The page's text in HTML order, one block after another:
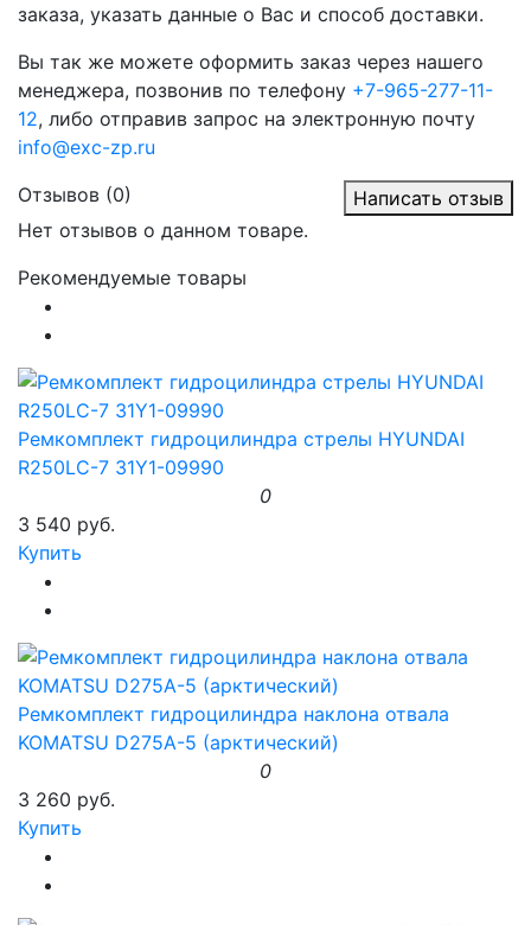
заказа, указать данные о Вас и способ доставки.
Вы так же можете оформить заказ через нашего
менеджера, позвонив по телефону +7-965-277-11-
12, либо отправив запрос на электронную почту
info@exc-zp.ru
Отзывов (0)
Написать отзыв
Нет отзывов о данном товаре.
Рекомендуемые товары
Ремкомплект гидроцилиндра стрелы HYUNDAI
R250LC-7 31Y1-09990
0
3 540 руб.
Купить
Ремкомплект гидроцилиндра наклона отвала
KOMATSU D275A-5 (арктический)
0
3 260 руб.
Купить